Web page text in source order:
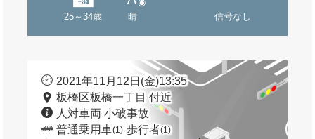
25～34歳 晴 信号なし
2021年11月12日(金)13:35
板橋区板橋一丁目 付近
人対車両 小破事故
普通乗用車(1) 歩行者(1)